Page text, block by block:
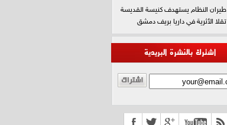
طيران النظام يستهدف كنيسة القديسة
تقلا الأثرية في داريا بريف دمشق
اشترك بالنشرة البريدية